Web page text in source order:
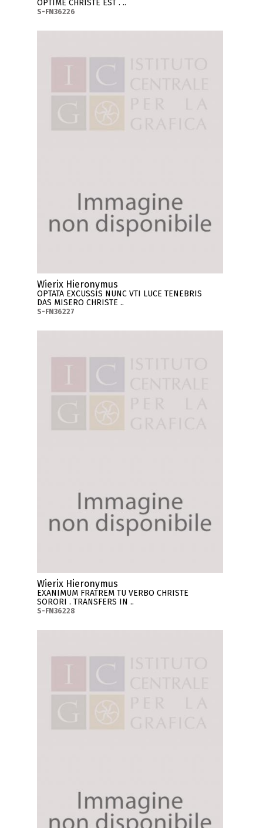
OPTIME CHRISTE EST . ..
S-FN36226
Wierix Hieronymus
OPTATA EXCUSSIS NUNC VTI LUCE TENEBRIS
DAS MISERO CHRISTE ..
S-FN36227
Wierix Hieronymus
EXANIMUM FRATREM TU VERBO CHRISTE
SORORI . TRANSFERS IN ..
S-FN36228